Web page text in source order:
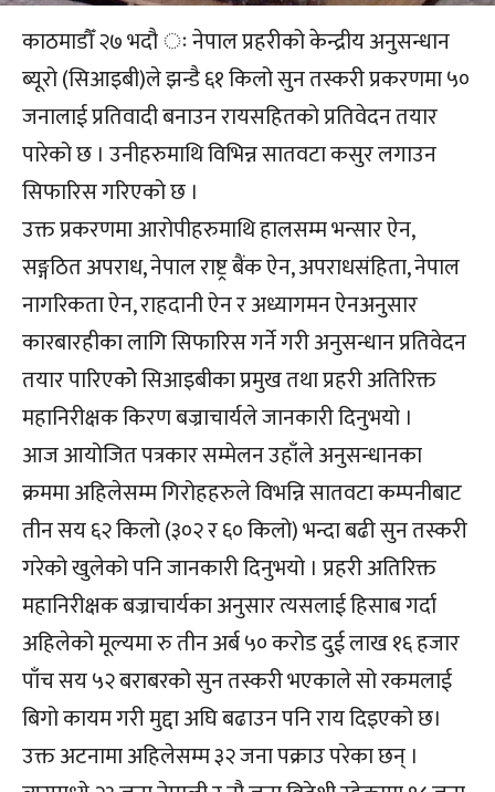
काठमाडौँ २७ भदौ ः नेपाल प्रहरीको केन्द्रीय अनुसन्धान
ब्यूरो (सिआइबी)ले झन्डै ६१ किलो सुन तस्करी प्रकरणमा ५०
जनालाई प्रतिवादी बनाउन रायसहितको प्रतिवेदन तयार
पारेको छ । उनीहरुमाथि विभिन्न सातवटा कसुर लगाउन
सिफारिस गरिएको छ ।
उक्त प्रकरणमा आरोपीहरुमाथि हालसम्म भन्सार ऐन,
सङ्गठित अपराध, नेपाल राष्ट्र बैंक ऐन, अपराधसंहिता, नेपाल
नागरिकता ऐन, राहदानी ऐन र अध्यागमन ऐनअनुसार
कारबारहीका लागि सिफारिस गर्ने गरी अनुसन्धान प्रतिवेदन
तयार पारिएकोे सिआइबीका प्रमुख तथा प्रहरी अतिरिक्त
महानिरीक्षक किरण बज्राचार्यले जानकारी दिनुभयो ।
आज आयोजित पत्रकार सम्मेलन उहाँले अनुसन्धानका
क्रममा अहिलेसम्म गिरोहहरुले विभन्नि सातवटा कम्पनीबाट
तीन सय ६२ किलो (३०२ र ६० किलो) भन्दा बढी सुन तस्करी
गरेको खुलेको पनि जानकारी दिनुभयो । प्रहरी अतिरिक्त
महानिरीक्षक बज्राचार्यका अनुसार त्यसलाई हिसाब गर्दा
अहिलेको मूल्यमा रु तीन अर्ब ५० करोड दुई लाख १६ हजार
पाँच सय ५२ बराबरको सुन तस्करी भएकाले सो रकमलाई
बिगो कायम गरी मुद्दा अघि बढाउन पनि राय दिइएको छ।
उक्त अटनामा अहिलेसम्म ३२ जना पक्राउ परेका छन् ।